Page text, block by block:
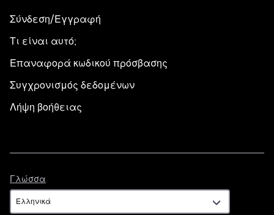
Σύνδεση/Εγγραφή
Τι είναι αυτό;
Επαναφορά κωδικού πρόσβασης
Συγχρονισμός δεδομένων
Λήψη βοήθειας
Γλώσσα